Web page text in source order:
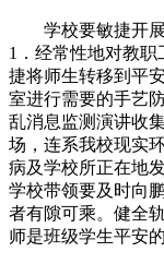
学校要敏捷开展
1．经常性地对教
捷将师生转移到平
室进行需要的手艺
乱消息监测演讲收
场，连系我校现实
病及学校所正在地
学校带领要及时向
者有隙可乘。健全
师是班级学生平安